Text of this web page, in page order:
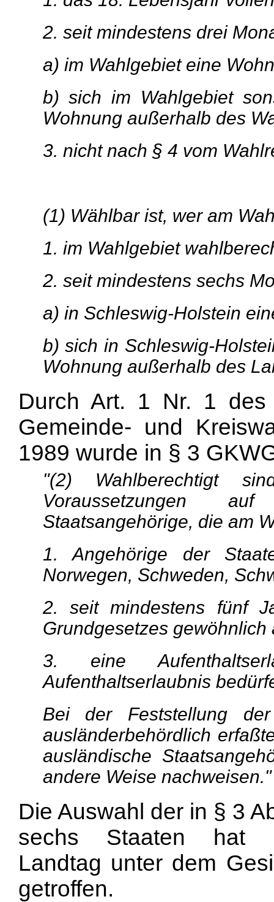
2. seit mindestens drei
a) im Wahlgebiet eine
b) sich im Wahlgebiet
Wohnung außerhalb des
3. nicht nach § 4 vom
(1) Wählbar ist, wer am
1. im Wahlgebiet
2. seit mindestens sechs
a) in Schleswig-Holstein
b) sich in Schleswig-
Wohnung außerhalb des
Durch Art. 1 Nr. 1 des
Gemeinde- und
1989 wurde in § 3
"(2) Wahlberechtigt
Voraussetzungen
Staatsangehörige, die am
1. Angehörige der
Norwegen, Schweden,
2. seit mindestens fünf
Grundgesetzes gewöhnlich
3. eine
Aufenthaltserlaubnis
Bei der Feststellung
ausländerbehördlich
ausländische
andere Weise nachweisen."
Die Auswahl der in § 3
sechs Staaten hat
Landtag unter dem
getroffen.